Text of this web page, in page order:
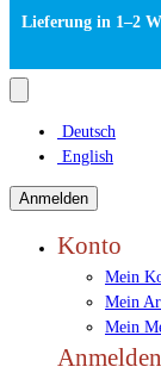
Deutsch
English
Anmelden
Konto
Mein
Mein
Mein
Anmelden
Lieferung in 1–2